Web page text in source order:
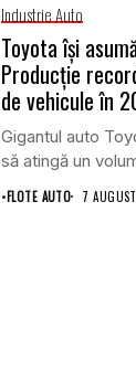
Industrie Auto
Toyota își
Producție
de vehicule în
Gigantul auto
să atingă un
•FLOTE AUTO 7